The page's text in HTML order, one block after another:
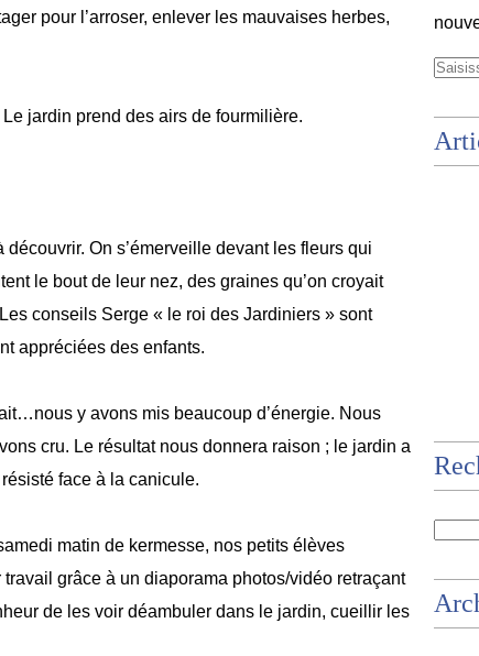
pour l’arroser, enlever les mauvaises herbes,
jardin prend des airs de fourmilière.
On s’émerveille devant les fleurs qui
le bout de leur nez, des graines qu’on croyait
conseils Serge « le roi des Jardiniers » sont
appréciées des enfants.
y avons mis beaucoup d’énergie. Nous
cru. Le résultat nous donnera raison ; le jardin a
face à la canicule.
matin de kermesse, nos petits élèves
grâce à un diaporama photos/vidéo retraçant
de les voir déambuler dans le jardin, cueillir les